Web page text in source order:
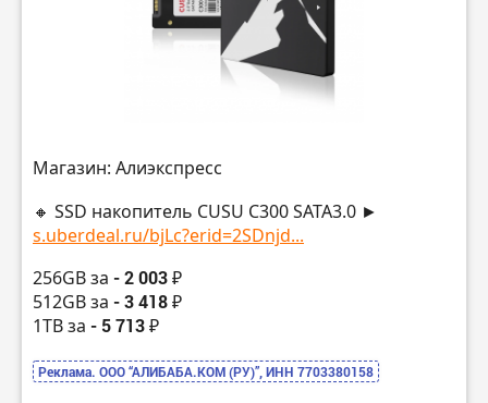
Магазин: Алиэкспресс
🔸 SSD накопитель CUSU C300 SATA3.0 ►
s.uberdeal.ru/bjLc?erid=2SDnjd...
256GB за - 2 003 ₽
512GB за - 3 418 ₽
1TB за - 5 713 ₽
Реклама. ООО “АЛИБАБА.КОМ (РУ)”, ИНН 7703380158